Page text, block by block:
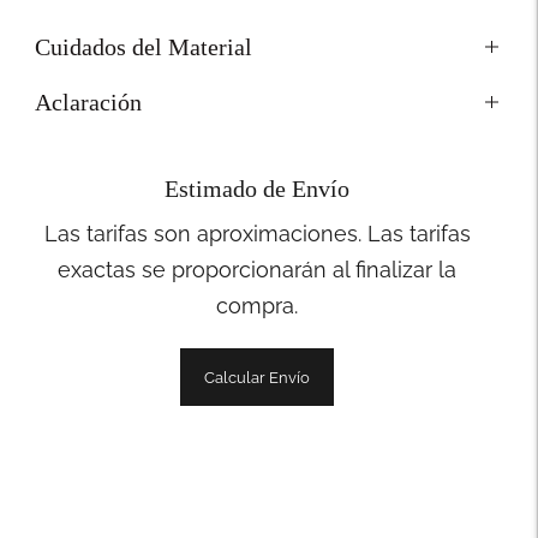
Cuidados del Material
Aclaración
Estimado de Envío
Las tarifas son aproximaciones. Las tarifas
exactas se proporcionarán al finalizar la
compra.
Calcular Envío